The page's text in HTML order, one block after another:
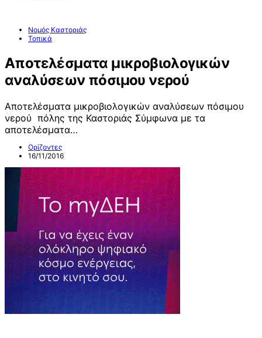
Νομός Καστοριάς
Τοπικά
Αποτελέσματα μικροβιολογικών
αναλύσεων πόσιμου νερού
Αποτελέσματα μικροβιολογικών αναλύσεων πόσιμου
νερού πόλης της Καστοριάς Σύμφωνα με τα
αποτελέσματα…
Ορίζοντες
16/11/2016